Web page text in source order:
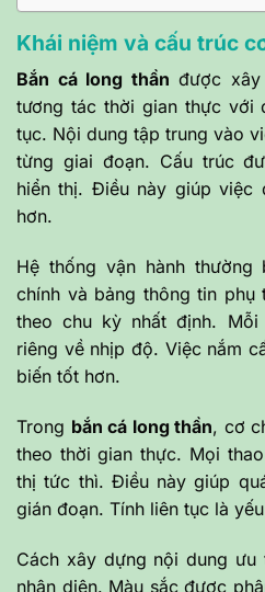
Khái niệm và cấu trúc
Bắn cá long thần được
tương tác thời gian thực với
tục. Nội dung tập trung vào
từng giai đoạn. Cấu trúc
hiển thị. Điều này giúp việc
hơn.
Hệ thống vận hành
chính và bảng thông tin
theo chu kỳ nhất định.
riêng về nhịp độ. Việc nắm
biến tốt hơn.
Trong bắn cá long thần, cơ
theo thời gian thực. Mọi
thị tức thì. Điều này giúp
gián đoạn. Tính liên tục là
Cách xây dựng nội dung
nhận diện. Màu sắc được